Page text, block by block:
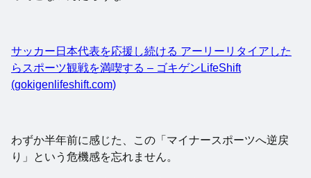
サッカー日本代表を応援し続ける アーリーリタイアした
らスポーツ観戦を満喫する – ゴキゲンLifeShift
(gokigenlifeshift.com)
わずか半年前に感じた、この「マイナースポーツへ逆戻
り」という危機感を忘れません。